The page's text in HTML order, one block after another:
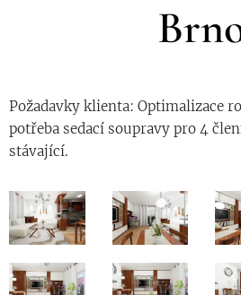
Požadavky klienta: Optimalizace
potřeba sedací soupravy pro 4
stávající.